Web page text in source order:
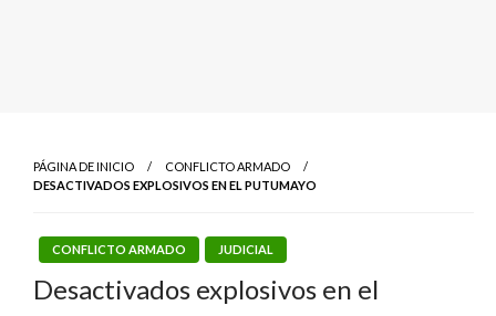
PÁGINA DE INICIO
CONFLICTO ARMADO
DESACTIVADOS EXPLOSIVOS EN EL PUTUMAYO
CONFLICTO ARMADO JUDICIAL
Desactivados explosivos en el